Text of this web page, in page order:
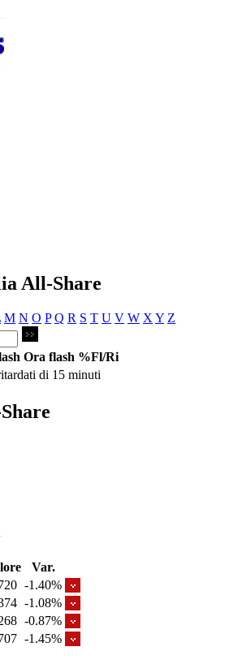
All-Share
M N O P Q R S T U V W X Y Z
Ora flash %Fl/Ri
di 15 minuti
Var.
-1.40%
-1.08%
-0.87%
-1.45%